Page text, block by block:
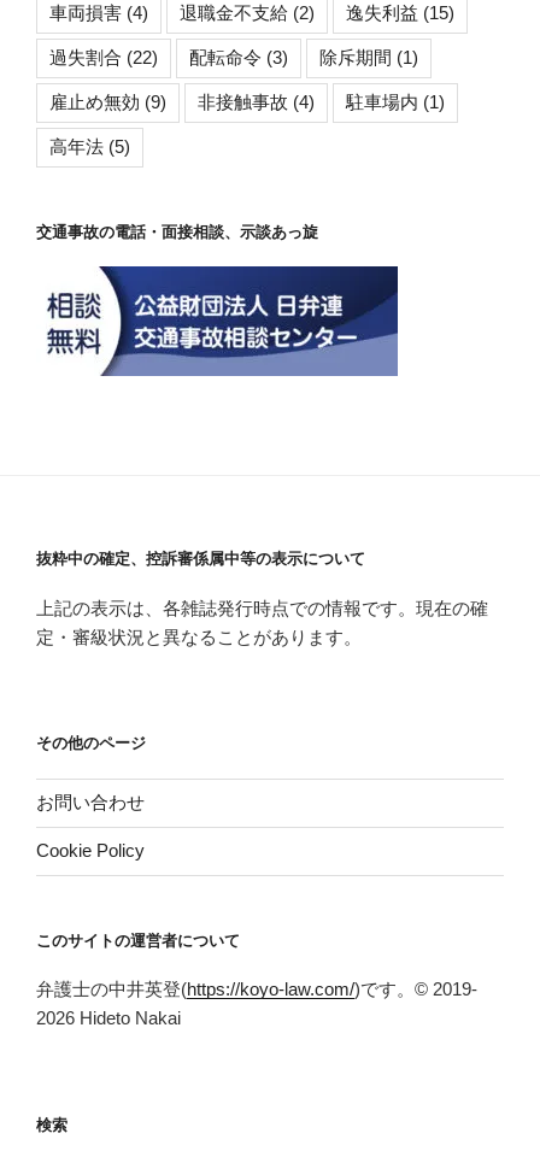
車両損害 (4) 退職金不支給 (2) 逸失利益 (15)
過失割合 (22) 配転命令 (3) 除斥期間 (1)
雇止め無効 (9) 非接触事故 (4) 駐車場内 (1)
高年法 (5)
交通事故の電話・面接相談、示談あっ旋
抜粋中の確定、控訴審係属中等の表示について
上記の表示は、各雑誌発行時点での情報です。現在の確
定・審級状況と異なることがあります。
その他のページ
お問い合わせ
Cookie Policy
このサイトの運営者について
弁護士の中井英登(https://koyo-law.com/)です。© 2019-
2026 Hideto Nakai
検索